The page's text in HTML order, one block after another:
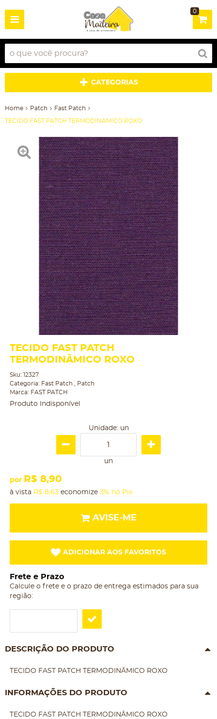
0
CATEGORIAS
Home Patch Fast Patch
TECIDO FAST PATCH TERMODINÂMICO ROXO
TECIDO FAST PATCH
TERMODINÂMICO ROXO
Sku: 12327
Categoria: Fast Patch
Patch
Marca: FAST PATCH
Produto Indisponível
Unidade: un
un
por R$ 8,90
à vista R$ 8,63 economize 3% no Pix
AVISE-ME
ADICIONAR AOS FAVORITOS
Frete e Prazo
Calcule o frete e o prazo de entrega estimados para sua
região:
DESCRIÇÃO DO PRODUTO
TECIDO FAST PATCH TERMODINÂMICO ROXO
INFORMAÇÕES DO PRODUTO
TECIDO FAST PATCH TERMODINÂMICO ROXO